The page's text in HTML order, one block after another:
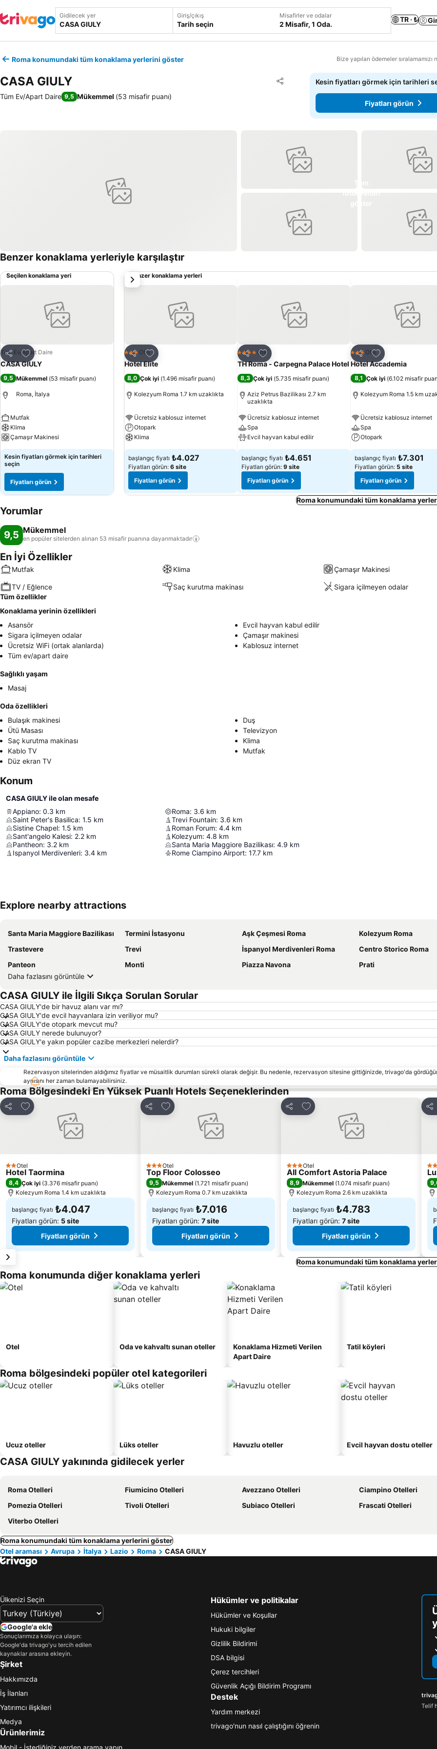
Gidilecek yer Giriş/çıkış
Tarih seçin
Misafirler ve odalar
2 Misafir, 1 Oda.
TR · ₺
Roma konumundaki tüm konaklama yerlerini göster Bize yapılan ödemeler sıralamamızı
CASA GIULY Paylaş
Favorilerime ekle
Tüm Ev/Apart Daire 9,5 Mükemmel (53 misafir puanı)
Kesin fiyatları görmek için tarihleri
Fiyatları görün
Benzer konaklama yerleriyle karşılaştır
Seçilen konaklama yeri
Paylaş
Favorilerime ekle
Tüm Ev/Apart Daire
CASA GIULY
9,5 Mükemmel (53 misafir puanı)
Roma, İtalya
Mutfak
Klima
Çamaşır Makinesi
Kesin fiyatları görmek için tarihleri
seçin
Fiyatları görün
Benzer konaklama yerleri
Paylaş
Favorilerime ekle
3 YıldızOtel
Hotel Elite
8,0 Çok iyi (1.496 misafir puanı)
Kolezyum Roma 1.7 km uzaklıkta
Ücretsiz kablosuz internet
Otopark
Klima
başlangıç fiyatı ₺4.027
Fiyatları görün: 6 site
Fiyatları görün
Paylaş
Favorilerime ekle
4 Yıldız Otel
TH Roma - Carpegna Palace Hotel
8,3 Çok iyi (5.735 misafir puanı)
Aziz Petrus Bazilikası 2.7 km
uzaklıkta
Ücretsiz kablosuz internet
Spa
Evcil hayvan kabul edilir
başlangıç fiyatı ₺4.651
Fiyatları görün: 9 site
Fiyatları görün
Paylaş
Favorilerime ekle
3 YıldızOtel
Hotel Accademia
8,1 Çok iyi (6.102 misafir
Kolezyum Roma 1.5 km
Ücretsiz kablosuz internet
Spa
Otopark
başlangıç fiyatı ₺7.301
Fiyatları görün: 5 site
Fiyatları görün
sonraki
Roma konumundaki tüm konaklama
Yorumlar
9,5 Mükemmel
en popüler sitelerden alınan 53 misafir puanına dayanmaktadır
En İyi Özellikler
Mutfak Klima Çamaşır Makinesi
TV / Eğlence Saç kurutma makinası
Sigara içilmeyen odalar
Tüm özellikler
Konaklama yerinin özellikleri
Asansör
Evcil hayvan kabul edilir
Sigara içilmeyen odalar
Çamaşır makinesi
Ücretsiz WiFi (ortak alanlarda)
Kablosuz internet
Tüm ev/apart daire
Sağlıklı yaşam
Masaj
Oda özellikleri
Bulaşık makinesi
Duş
Ütü Masası
Televizyon
Saç kurutma makinası
Klima
Kablo TV
Mutfak
Düz ekran TV
Konum
CASA GIULY ile olan mesafe
Appiano: 0.3 km
Saint Peter's Basilica: 1.5 km
Sistine Chapel: 1.5 km
Sant'angelo Kalesi: 2.2 km
Pantheon: 3.2 km
Ispanyol Merdivenleri: 3.4 km
Roma: 3.6 km
Trevi Fountain: 3.6 km
Roman Forum: 4.4 km
Kolezyum: 4.8 km
Santa Maria Maggiore Bazilikası: 4.9 km
Rome Ciampino Airport: 17.7 km
Explore nearby attractions
Santa Maria Maggiore Bazilikası Termini İstasyonu Aşk Çeşmesi Roma
Kolezyum Roma
Trastevere
Trevi İspanyol Merdivenleri Roma
Centro Storico Roma
Panteon
Monti Piazza Navona
Prati
Daha fazlasını görüntüle
CASA GIULY ile İlgili Sıkça Sorulan Sorular
CASA GIULY'de bir havuz alanı var mı?
CASA GIULY'de evcil hayvanlara izin veriliyor mu?
CASA GIULY'de otopark mevcut mu?
CASA GIULY nerede bulunuyor?
CASA GIULY'e yakın popüler cazibe merkezleri nelerdir?
Daha fazlasını görüntüle
Rezervasyon sitelerinden aldığımız fiyatlar ve müsaitlik durumları sürekli olarak değişir. Bu nedenle, rezervasyon sitesine gittiğinizde, trivago'da
aynısını her zaman bulamayabilirsiniz.
Roma Bölgesindeki En Yüksek Puanlı Hotels Seçeneklerinden
Paylaş
Favorilerime ekle
2 Yıldız
Otel
Hotel Taormina
8,4 Çok iyi (3.376 misafir puanı)
Kolezyum Roma 1.4 km uzaklıkta
başlangıç fiyatı ₺4.047
Fiyatları görün: 5 site
Fiyatları görün
Paylaş
Favorilerime ekle
3 Yıldız
Otel
Top Floor Colosseo
9,5 Mükemmel (1.721 misafir puanı)
Kolezyum Roma 0.7 km uzaklıkta
başlangıç fiyatı ₺7.016
Fiyatları görün: 7 site
Fiyatları görün
Paylaş
Favorilerime ekle
3 Yıldız
Otel
All Comfort Astoria Palace
8,9 Mükemmel (1.074 misafir puanı)
Kolezyum Roma 2.6 km uzaklıkta
başlangıç fiyatı ₺4.783
Fiyatları görün: 7 site
Fiyatları görün
4
Roma konumundaki tüm konaklama
Roma konumunda diğer konaklama yerleri
Otel Oda ve kahvaltı sunan oteller
Konaklama Hizmeti Verilen
Apart Daire
Tatil köyleri
Roma bölgesindeki popüler otel kategorileri
Ucuz oteller Lüks oteller Havuzlu oteller Evcil hayvan dostu oteller
CASA GIULY yakınında gidilecek yerler
Roma Otelleri Fiumicino Otelleri Avezzano Otelleri
Ciampino Otelleri
Pomezia Otelleri
Tivoli Otelleri Subiaco Otelleri
Frascati Otelleri
Viterbo Otelleri
Roma konumundaki tüm konaklama yerlerini göster
Otel araması
Avrupa İtalya Lazio Roma CASA GIULY
Ülkenizi Seçin
Google'a ekle
Sonuçlarımıza kolayca ulaşın:
Google'da trivago'yu tercih edilen
kaynaklar arasına ekleyin.
Şirket
Hakkımızda
İş İlanları
Yatırımcı ilişkileri
Medya
Ürünlerimiz
Mobil - İstediğiniz yerden arama yapın
Hükümler ve politikalar
Hükümler ve Koşullar
Hukuki bilgiler
Gizlilik Bildirimi
DSA bilgisi
Çerez tercihleri
Güvenlik Açığı Bildirim Programı
Destek
Yardım merkezi
trivago'nun nasıl çalıştığını öğrenin
Telif